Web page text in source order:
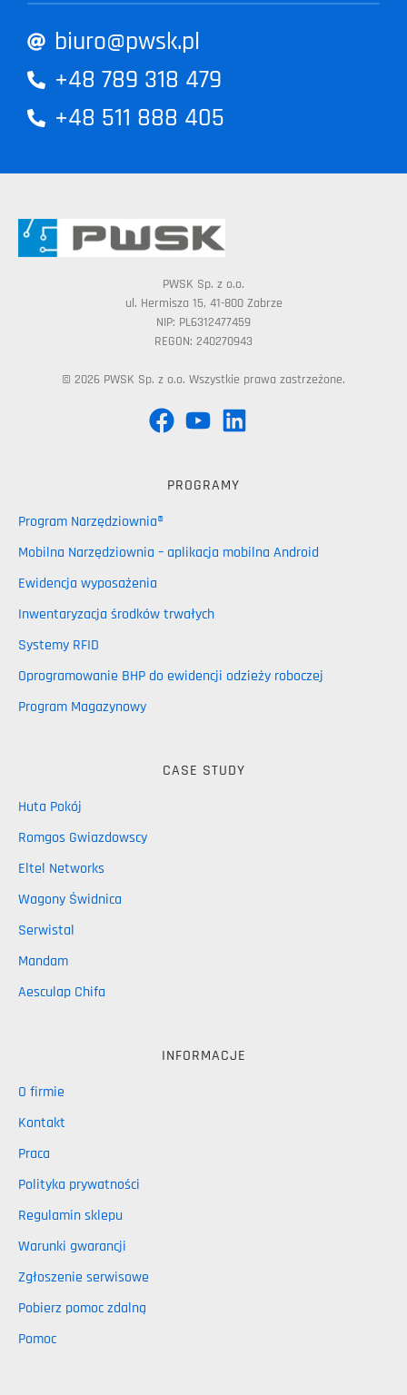
biuro@pwsk.pl
+48 789 318 479
+48 511 888 405
PWSK Sp. z o.o.
ul. Hermisza 15, 41-800 Zabrze
NIP: PL6312477459
REGON: 240270943
© 2026 PWSK Sp. z o.o. Wszystkie prawa zastrzeżone.
PROGRAMY
Program Narzędziownia®
Mobilna Narzędziownia – aplikacja mobilna Android
Ewidencja wyposażenia
Inwentaryzacja środków trwałych
Systemy RFID
Oprogramowanie BHP do ewidencji odzieży roboczej
Program Magazynowy
CASE STUDY
Huta Pokój
Romgos Gwiazdowscy
Eltel Networks
Wagony Świdnica
Serwistal
Mandam
Aesculap Chifa
INFORMACJE
O firmie
Kontakt
Praca
Polityka prywatności
Regulamin sklepu
Warunki gwarancji
Zgłoszenie serwisowe
Pobierz pomoc zdalną
Pomoc